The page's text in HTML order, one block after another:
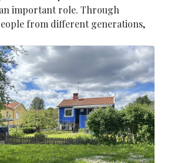
important role. Through
from different generations,